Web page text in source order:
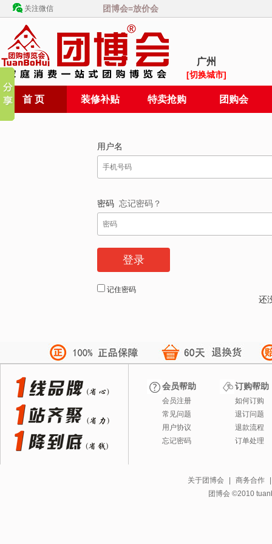
关注微信 团博会=放价会
广州
[切换城市]
首 页 装修补贴 特卖抢购 团购会
用户名
密码 忘记密码？
记住密码
还
会员帮助
会员注册
常见问题
用户协议
忘记密码
订购帮助
如何订购
退订问题
退款流程
订单处理
关于团博会 商务合作
团博会 ©2010